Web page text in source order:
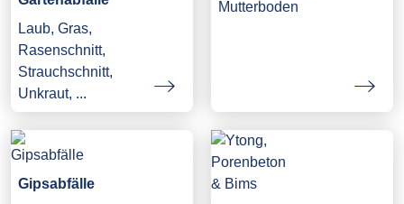
Laub, Gras,
Rasenschnitt,
Strauchschnitt,
Unkraut, ...
Mutterboden
Gipsabfälle